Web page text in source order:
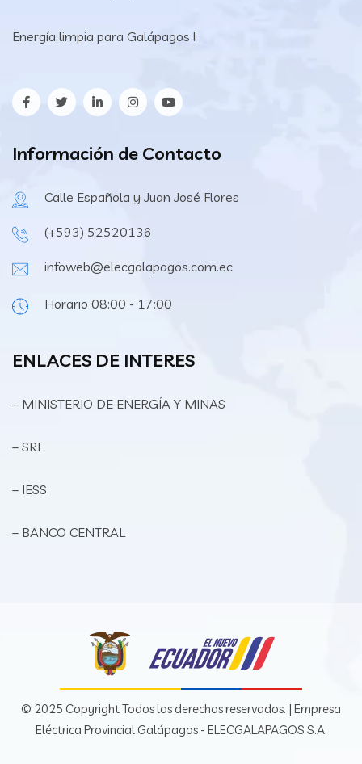
Energía limpia para Galápagos !
Información de Contacto
Calle Española y Juan José Flores
(+593) 52520136
infoweb@elecgalapagos.com.ec
Horario 08:00 - 17:00
ENLACES DE INTERES
– MINISTERIO DE ENERGÍA Y MINAS
– SRI
– IESS
– BANCO CENTRAL
© 2025 Copyright Todos los derechos reservados. | Empresa
Eléctrica Provincial Galápagos - ELECGALAPAGOS S.A.